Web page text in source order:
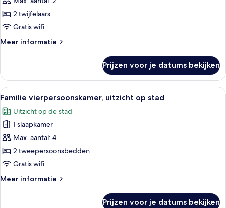
1
twee-
of
2
eenpersoonsbedden,
slaapkamer,
uitzicht
op
stad
laden
2 twijfelaars
Gratis wifi
Meer informatie
Meer
kamer,
twee-
2
eenpersoonsbedden,
slaapkamer,
uitzicht
op
stad
Prijzen voor je datums bekijken
Alle
foto's
voor
Familie
vierpersoonskamer,
uitzicht
op
laden
Een hotelkamer met twee bedden,
9
Familie vierpersoonskamer, uitzicht op stad
Uitzicht op de stad
1 slaapkamer
Max. aantal: 4
2 tweepersoonsbedden
Gratis wifi
Meer informatie
Meer
Prijzen voor je datums bekijken